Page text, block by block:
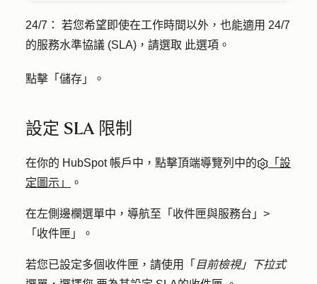
24/7： 若您希望即使在工作時間以外，也能適用 24/7
的服務水準協議 (SLA)， 請選取 此選項。
點擊「 儲存 」。
設定 SLA 限制
在你的 HubSpot 帳戶中，點擊頂端導覽列中的
「設
定圖示」
。
在左側邊欄選單中，導航至「 收件匣與服務台」>
「 收件匣 」。
若您已設定多個收件匣，請使用「 目前檢視」下拉式